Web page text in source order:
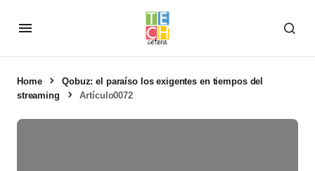
Home
Qobuz: el paraíso los exigentes en tiempos del
streaming
Artículo0072